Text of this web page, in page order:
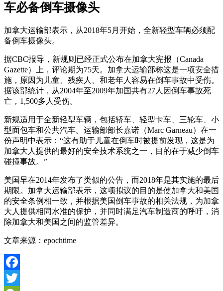
车必备倒车摄像头
加拿大运输部表示，从2018年5月开始，全新轻型车辆必须配
备倒车摄像头。
据CBC报导，新规则已经正式公布在加拿大宪报（Canada
Gazette）上，评论期为75天。加拿大运输部称这是一项安全措
施，原因为儿童、残疾人、和老年人容易在倒车事故中受伤。
据该部统计，从2004年至2009年加国共有27人因倒车事故死
亡，1,500多人受伤。
新规适用于全新轻型车辆，包括轿车、轻型卡车、三轮车、小
型面包车和公共汽车。运输部部长嘉诺（Marc Garneau）在一
份声明中表示：“这有助于儿童在倒车时被提前发现，这是为
加拿大人提供的最好的安全技术系统之一，目的在于减少倒车
碰撞事故。”
美国早在2014年发布了类似的公告，而2018年是其实施的最后
期限。加拿大运输部表示，这项拟议的目的是使加拿大和美国
的安全条例相一致，并根据美国倒车事故的相关法规，为加拿
大人提供相同水准的保护，并同时满足汽车制造商的呼吁，消
除加拿大和美国之间的监管差异。
文章来源：epochtime
Facebook